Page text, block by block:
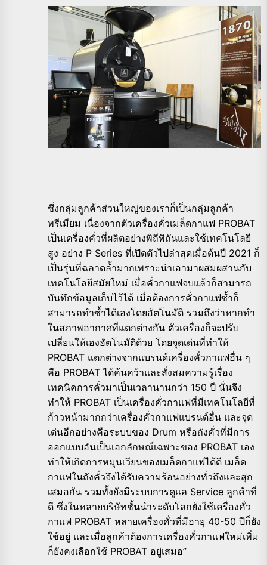
ซึ่งกลุ่มลูกค้าส่วนใหญ่ของเราก็เป็นกลุ่มลูกค้า
พรีเมียม เนื่องจากตัวเครื่องคั่วเมล็ดกาแฟ PROBAT
เป็นเครื่องคั่วที่ผลิตอย่างพิถีพิถันและใช้เทคโนโลยี
สูง อย่าง P Series ที่เปิดตัวไปล่าสุดเมื่อต้นปี 2021 ก็
เป็นรุ่นที่ฉลาดล้ำมากเพราะนำเอามาผสมผสานกับ
เทคโนโลยีสมัยใหม่ เมื่อคั่วกาแฟจบแล้วก็สามารถ
บันทึกข้อมูลเก็บไว้ได้ เมื่อต้องการคั่วกาแฟซ้ำก็
สามารถทำซ้ำได้เองโดยอัตโนมัติ รวมถึงว่าหากทำ
ในสภาพอากาศที่แตกต่างกัน ตัวเครื่องก็จะปรับ
เปลี่ยนให้เองอัตโนมัติด้วย โดยจุดเด่นที่ทำให้
PROBAT แตกต่างจากแบรนด์เครื่องคั่วกาแฟอื่น ๆ
คือ PROBAT ได้ค้นคว้าและสั่งสมความรู้เรื่อง
เทคนิคการคั่วมาเป็นเวลานานกว่า 150 ปี นั่นจึง
ทำให้ PROBAT เป็นเครื่องคั่วกาแฟที่มีเทคโนโลยีที่
ก้าวหน้ามากกว่าเครื่องคั่วกาแฟแบรนด์อื่น และจุด
เด่นอีกอย่างคือระบบของ Drum หรือถังคั่วที่มีการ
ออกแบบอันเป็นเอกลักษณ์เฉพาะของ PROBAT เอง
ทำให้เกิดการหมุนเวียนของเมล็ดกาแฟได้ดี เมล็ด
กาแฟในถังคั่วจึงได้รับความร้อนอย่างทั่วถึงและสุก
เสมอกัน รวมทั้งยังมีระบบการดูแล Service ลูกค้าที่
ดี ซึ่งในหลายบริษัทชั้นนำระดับโลกยังใช้เครื่องคั่ว
กาแฟ PROBAT หลายเครื่องคั่วที่มีอายุ 40-50 ปีก็ยัง
ใช้อยู่ และเมื่อลูกค้าต้องการเครื่องคั่วกาแฟใหม่เพิ่ม
ก็ยังคงเลือกใช้ PROBAT อยู่เสมอ”